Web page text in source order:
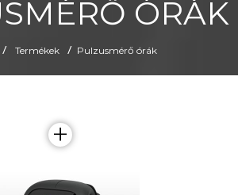
ÓRÁK
/ Termékek / Pulzusmérő órák
+